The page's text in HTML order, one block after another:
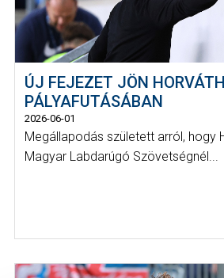
ÚJ FEJEZET JÖN
PÁLYAFUTÁSÁBAN
2026-06-01
Megállapodás született arról, hogy
Magyar Labdarúgó Szövetségnél...